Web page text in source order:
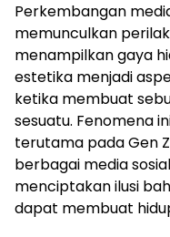
Perkembangan
memunculkan
menampilkan gaya
estetika menjadi
ketika membuat
sesuatu. Fenomena
terutama pada Gen
berbagai media
menciptakan ilusi
dapat membuat